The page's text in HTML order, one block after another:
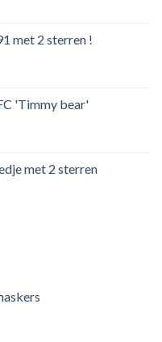
met 2 sterren !
'Timmy bear'
met 2 sterren